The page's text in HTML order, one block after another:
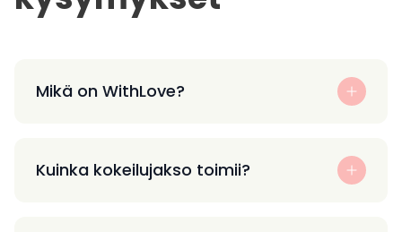
Mikä on WithLove?
Kuinka kokeilujakso toimii?